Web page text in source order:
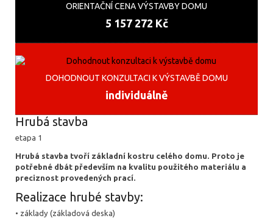
ORIENTAČNÍ CENA VÝSTAVBY DOMU
5 157 272 Kč
DOHODNOUT KONZULTACI K VÝSTAVBĚ DOMU
individuálně
Hrubá stavba
etapa 1
Hrubá stavba tvoří základní kostru celého domu. Proto je
potřebné dbát především na kvalitu použitého materiálu a
preciznost provedených prací.
Realizace hrubé stavby:
• základy (základová deska)